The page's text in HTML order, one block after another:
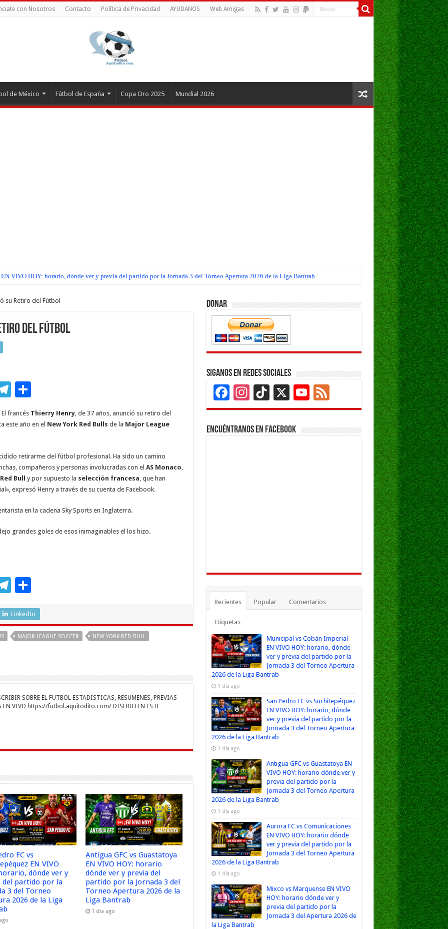
con Nosotros Contacto Política de Privacidad AYUDANOS Web Amigas
de México Fútbol de España Copa Oro 2025 Mundial 2026
VIVO HOY: horario, dónde ver y previa del partido por la Jornada 3 del Torneo Apertura 2026 de la Liga Bantrab
su Retiro del Fútbol
del Fútbol
T
e
a
m
C
o
m
ar
ti
r
francés Thierry Henry, de 37 años, anunció su retiro del
este año en el New York Red Bulls de la Major League
retirarme del fútbol profesional. Ha sido un camino
compañeros y personas involucradas con el AS Monaco,
Bull y por supuesto la selección francesa, que han
expresó Henry a través de su cuenta de Facebook.
en la cadena Sky Sports en Inglaterra.
grandes goles de esos inimaginables el los hizo.
T
e
gr
C
m
p
r
LinkedIn
MAJOR LEAGUE SOCCER
NEW YORK RED BULL
SOBRE EL FUTBOL ESTADISTICAS, RESUMENES, PREVIAS
EN VIVO https://futbol.aquitodito.com/ DISFRUTEN ESTE
FC vs
EN VIVO
dónde ver y
del partido por la
3 del Torneo
2026 de la Liga
Antigua GFC vs Guastatoya
EN VIVO HOY: horario
dónde ver y previa del
partido por la Jornada 3 del
Torneo Apertura 2026 de la
Liga Bantrab
1 día ago
Donar
Siganos en Redes Sociales
Facebook
Instagram
TikTok
X YouTube
Channel
Feed
Encuéntranos en Facebook
Recientes Popular Comentarios
Etiquetas
Municipal vs Cobán Imperial
EN VIVO HOY: horario, dónde
ver y previa del partido por la
Jornada 3 del Torneo Apertura
2026 de la Liga Bantrab
1 día ago
San Pedro FC vs Suchitepéquez
EN VIVO HOY: horario, dónde
ver y previa del partido por la
Jornada 3 del Torneo Apertura
2026 de la Liga Bantrab
1 día ago
Antigua GFC vs Guastatoya EN
VIVO HOY: horario dónde ver y
previa del partido por la
Jornada 3 del Torneo Apertura
2026 de la Liga Bantrab
1 día ago
Aurora FC vs Comunicaciones
EN VIVO HOY: horario dónde
ver y previa del partido por la
Jornada 3 del Torneo Apertura
2026 de la Liga Bantrab
1 día ago
Mixco vs Marquense EN VIVO
HOY: horario dónde ver y
previa del partido por la
Jornada 3 del Apertura 2026 de
la Liga Bantrab